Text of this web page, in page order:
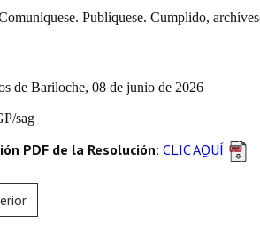
Publíquese. Cumplido,
de Bariloche, 08 de junio de 2026
sag
PDF de la Resolución: CLIC AQUÍ